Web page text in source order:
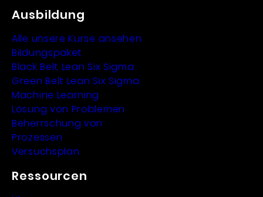
Ausbildung
Alle unsere Kurse ansehen
Bildungspaket
Black Belt Lean Six Sigma
Green Belt Lean Six Sigma
Machine Learning
Lösung von Problemen
Beherrschung von
Prozessen
Versuchsplan
Ressourcen